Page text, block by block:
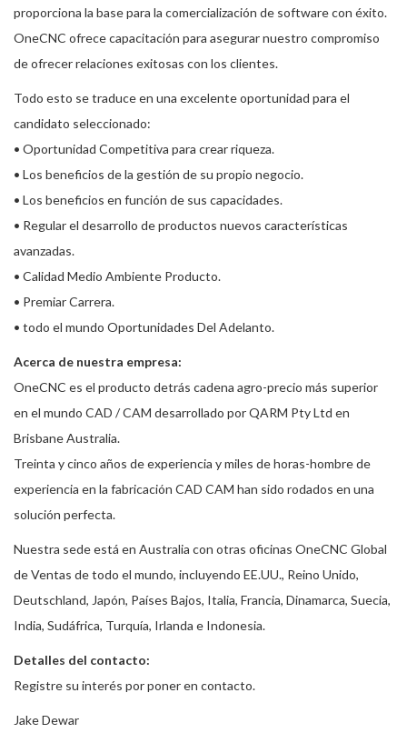
proporciona la base para la comercialización de software con éxito.
OneCNC ofrece capacitación para asegurar nuestro compromiso
de ofrecer relaciones exitosas con los clientes.
Todo esto se traduce en una excelente oportunidad para el
candidato seleccionado:
• Oportunidad Competitiva para crear riqueza.
• Los beneficios de la gestión de su propio negocio.
• Los beneficios en función de sus capacidades.
• Regular el desarrollo de productos nuevos características
avanzadas.
• Calidad Medio Ambiente Producto.
• Premiar Carrera.
• todo el mundo Oportunidades Del Adelanto.
Acerca de nuestra empresa:
OneCNC es el producto detrás cadena agro-precio más superior
en el mundo CAD / CAM desarrollado por QARM Pty Ltd en
Brisbane Australia.
Treinta y cinco años de experiencia y miles de horas-hombre de
experiencia en la fabricación CAD CAM han sido rodados en una
solución perfecta.
Nuestra sede está en Australia con otras oficinas OneCNC Global
de Ventas de todo el mundo, incluyendo EE.UU., Reino Unido,
Deutschland, Japón, Países Bajos, Italia, Francia, Dinamarca, Suecia,
India, Sudáfrica, Turquía, Irlanda e Indonesia.
Detalles del contacto:
Registre su interés por poner en contacto.
Jake Dewar